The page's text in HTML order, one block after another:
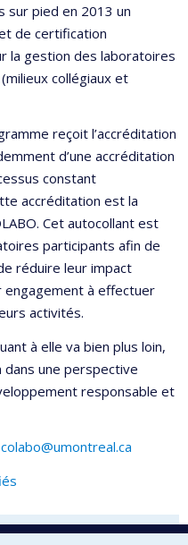
sur pied en 2013 un
de certification
la gestion des laboratoires
collégiaux et
reçoit l’accréditation
d’une accréditation
constant
accréditation est la
Cet autocollant est
participants afin de
réduire leur impact
engagement à effectuer
activités.
à elle va bien plus loin,
une perspective
responsable et